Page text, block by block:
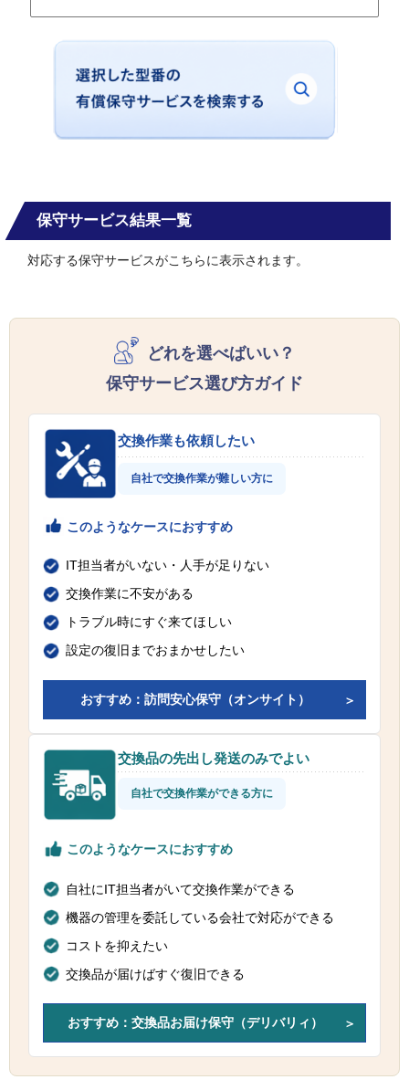
保守サービス結果一覧
対応する保守サービスがこちらに表示されます。
どれを選べばいい？
保守サービス選び方ガイド
交換作業も依頼したい
自社で交換作業が難しい方に
このようなケースにおすすめ
IT担当者がいない・人手が足りない
交換作業に不安がある
トラブル時にすぐ来てほしい
設定の復旧までおまかせしたい
おすすめ：訪問安心保守（オンサイト）
交換品の先出し発送のみでよい
自社で交換作業ができる方に
このようなケースにおすすめ
自社にIT担当者がいて交換作業ができる
機器の管理を委託している会社で対応ができる
コストを抑えたい
交換品が届けばすぐ復旧できる
おすすめ：交換品お届け保守（デリバリィ）